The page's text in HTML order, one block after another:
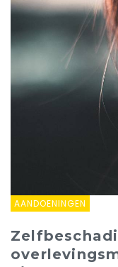
AANDOENINGEN